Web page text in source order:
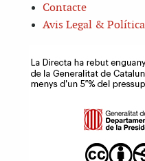
Contacte
Avis Legal &